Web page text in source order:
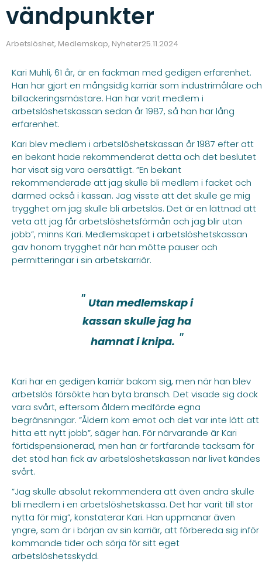
vändpunkter
Arbetslöshet, Medlemskap, Nyheter25.11.2024
Kari Muhli, 61 år, är en fackman med gedigen erfarenhet.
Han har gjort en mångsidig karriär som industrimålare och
billackeringsmästare. Han har varit medlem i
arbetslöshetskassan sedan år 1987, så han har lång
erfarenhet.
Kari blev medlem i arbetslöshetskassan år 1987 efter att
en bekant hade rekommenderat detta och det beslutet
har visat sig vara oersättligt. ”En bekant
rekommenderade att jag skulle bli medlem i facket och
därmed också i kassan. Jag visste att det skulle ge mig
trygghet om jag skulle bli arbetslös. Det är en lättnad att
veta att jag får arbetslöshetsförmån och jag blir utan
jobb”, minns Kari. Medlemskapet i arbetslöshetskassan
gav honom trygghet när han mötte pauser och
permitteringar i sin arbetskarriär.
Utan medlemskap i
kassan skulle jag ha
hamnat i knipa.
Kari har en gedigen karriär bakom sig, men när han blev
arbetslös försökte han byta bransch. Det visade sig dock
vara svårt, eftersom åldern medförde egna
begränsningar. ”Åldern kom emot och det var inte lätt att
hitta ett nytt jobb”, säger han. För närvarande är Kari
förtidspensionerad, men han är fortfarande tacksam för
det stöd han fick av arbetslöshetskassan när livet kändes
svårt.
”Jag skulle absolut rekommendera att även andra skulle
bli medlem i en arbetslöshetskassa. Det har varit till stor
nytta för mig”, konstaterar Kari. Han uppmanar även
yngre, som är i början av sin karriär, att förbereda sig inför
kommande tider och sörja för sitt eget
arbetslöshetsskydd.